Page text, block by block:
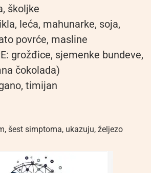
školjke
leća, mahunarke, soja,
povrće, masline
grožđice, sjemenke bundeve,
čokolada)
timijan
, šest simptoma, ukazuju, željezo